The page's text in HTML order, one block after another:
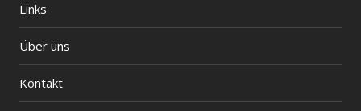
Links
Über uns
Kontakt